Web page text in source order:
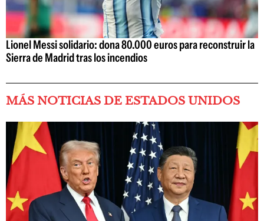
Lionel Messi solidario: dona 80.000 euros para reconstruir la
Sierra de Madrid tras los incendios
MÁS NOTICIAS DE ESTADOS UNIDOS